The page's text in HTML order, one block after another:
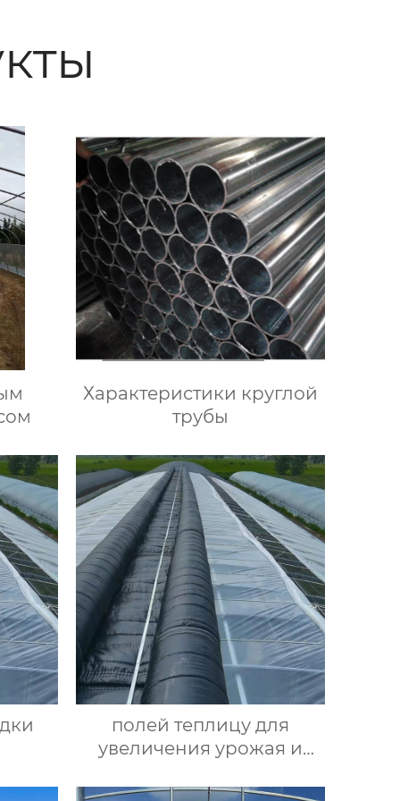
Характеристики круглой
трубы
полей теплицу для
увеличения урожая и
культур